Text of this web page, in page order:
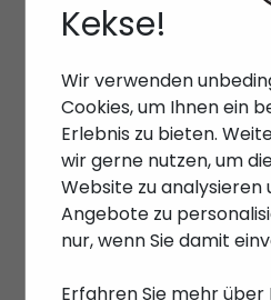
Kekse!
Wir verwenden
Cookies, um Ihnen ein
Erlebnis zu bieten.
wir gerne nutzen, um
Website zu analysieren
Angebote zu
nur, wenn Sie damit
Erfahren Sie mehr